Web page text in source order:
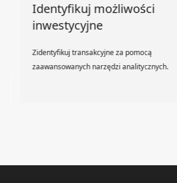
Identyfikuj możliwości
inwestycyjne
Zidentyfikuj transakcyjne za pomocą
zaawansowanych narzędzi analitycznych.